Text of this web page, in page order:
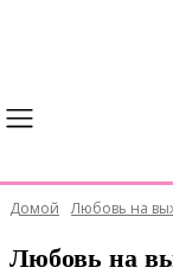
Домой Любовь на
Любовь на